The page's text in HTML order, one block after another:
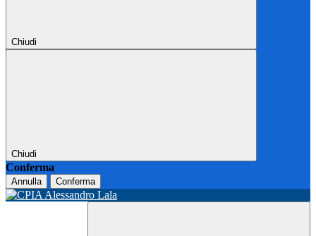
Chiudi
Chiudi
Conferma
Annulla Conferma